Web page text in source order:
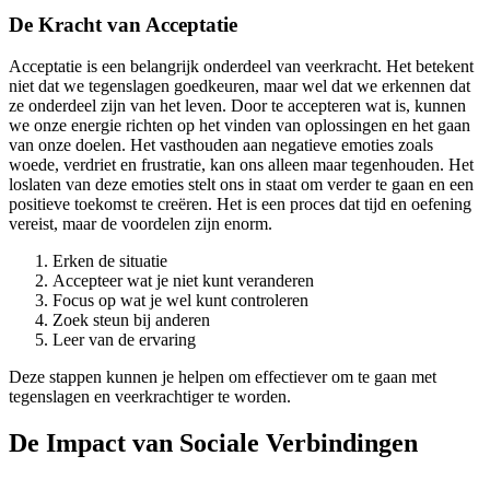
De Kracht van Acceptatie
Acceptatie is een belangrijk onderdeel van veerkracht. Het betekent
niet dat we tegenslagen goedkeuren, maar wel dat we erkennen dat
ze onderdeel zijn van het leven. Door te accepteren wat is, kunnen
we onze energie richten op het vinden van oplossingen en het gaan
van onze doelen. Het vasthouden aan negatieve emoties zoals
woede, verdriet en frustratie, kan ons alleen maar tegenhouden. Het
loslaten van deze emoties stelt ons in staat om verder te gaan en een
positieve toekomst te creëren. Het is een proces dat tijd en oefening
vereist, maar de voordelen zijn enorm.
Erken de situatie
Accepteer wat je niet kunt veranderen
Focus op wat je wel kunt controleren
Zoek steun bij anderen
Leer van de ervaring
Deze stappen kunnen je helpen om effectiever om te gaan met
tegenslagen en veerkrachtiger te worden.
De Impact van Sociale Verbindingen